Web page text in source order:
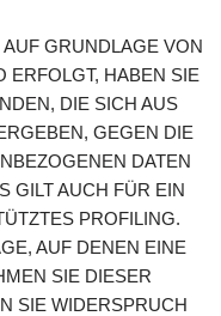
GRUNDLAGE VON
ERFOLGT, HABEN SIE
DIE SICH AUS
GEGEN DIE
DATEN
GILT AUCH FÜR EIN
PROFILING.
AUF DENEN EINE
SIE DIESER
SIE WIDERSPRUCH